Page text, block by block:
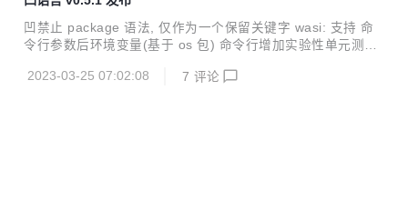
h-lang.osanswer.net/c/walang
凹禁止 package 语法, 仅作为一个保留关键字 wasi: 支持 命
令行参数后环境变量(基于 os 包) 命令行增加实验性单元测试
2023-03-25 07:02:08
7 评论